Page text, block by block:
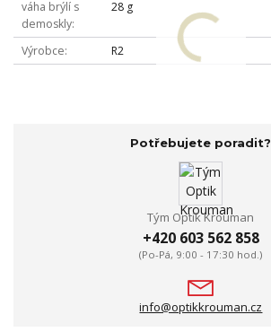
váha brýlí s
demoskly
28 g
Výrobce R2
Potřebujete poradit?
Tým Optik Krouman
+420 603 562 858
(Po-Pá, 9:00 - 17:30 hod.)
info@optikkrouman.cz